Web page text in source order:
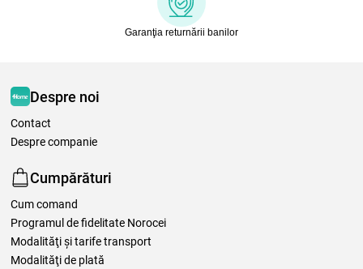
Garanţia returnării banilor
Despre noi
Contact
Despre companie
Cumpărături
Cum comand
Programul de fidelitate Norocei
Modalităţi şi tarife transport
Modalităţi de plată